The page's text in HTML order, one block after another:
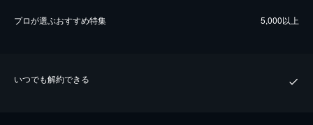
プロが選ぶおすすめ特集 5,000以上
いつでも解約できる